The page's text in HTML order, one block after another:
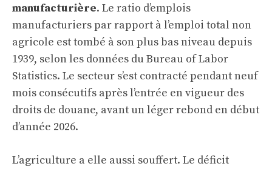
manufacturière. Le ratio d’emplois
manufacturiers par rapport à l’emploi total non
agricole est tombé à son plus bas niveau depuis
1939, selon les données du Bureau of Labor
Statistics. Le secteur s’est contracté pendant neuf
mois consécutifs après l’entrée en vigueur des
droits de douane, avant un léger rebond en début
d’année 2026.
L’agriculture a elle aussi souffert. Le déficit